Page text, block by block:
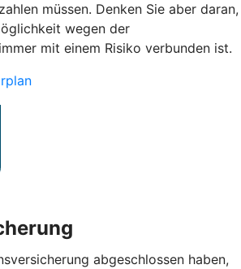
müssen. Denken Sie aber daran,
wegen der
mit einem Risiko verbunden ist.
abgeschlossen haben,